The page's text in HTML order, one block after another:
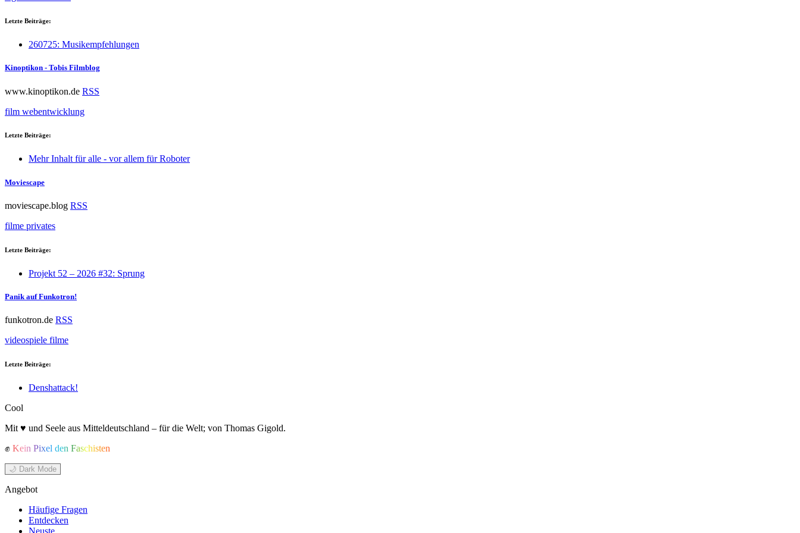
Letzte Beiträge:
260725: Musikempfehlungen
Kinoptikon - Tobis Filmblog
www.kinoptikon.de RSS
film webentwicklung
Letzte Beiträge:
Mehr Inhalt für alle - vor allem für Roboter
Moviescape
moviescape.blog RSS
filme privates
Letzte Beiträge:
Projekt 52 – 2026 #32: Sprung
Panik auf Funkotron!
funkotron.de RSS
videospiele filme
Letzte Beiträge:
Denshattack!
Cool
Mit ♥ und Seele aus Mitteldeutschland – für die Welt; von Thomas Gigold.
✊ Kein Pixel den Faschisten
🌙 Dark Mode
Angebot
Häufige Fragen
Entdecken
Neuste